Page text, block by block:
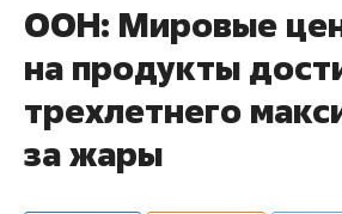
ООН: Мировые
на продукты
трехлетнего
за жары